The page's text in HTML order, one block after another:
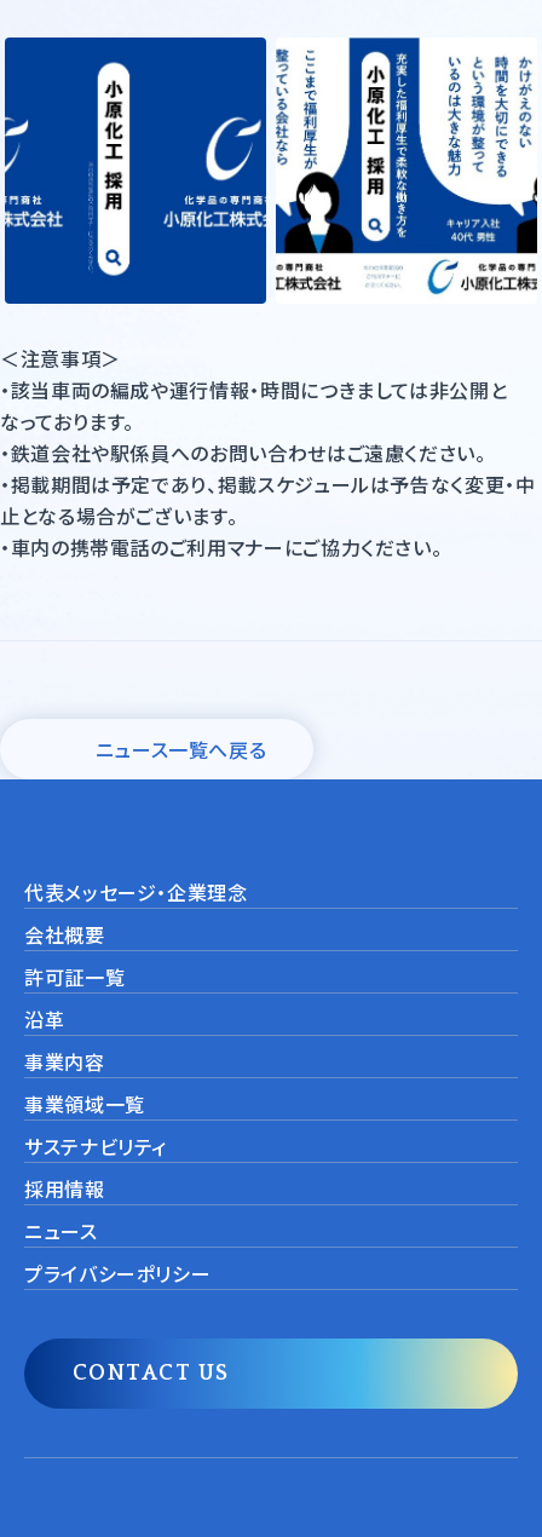
＜注意事項＞
・該当車両の編成や運行情報・時間につきましては非公開と
なっております。
・鉄道会社や駅係員へのお問い合わせはご遠慮ください。
・掲載期間は予定であり、掲載スケジュールは予告なく変更・中
止となる場合がございます。
・車内の携帯電話のご利用マナーにご協力ください。
ニュース一覧へ戻る
代表メッセージ・企業理念
会社概要
許可証一覧
沿革
事業内容
事業領域一覧
サステナビリティ
採用情報
ニュース
プライバシーポリシー
CONTACT US